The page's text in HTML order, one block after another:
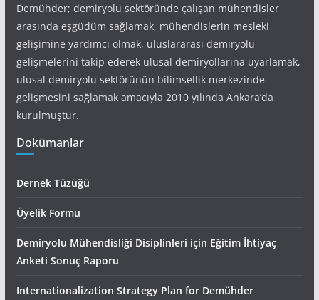
Demühder; demiryolu sektöründe çalışan mühendisler
arasında eşgüdüm sağlamak, mühendislerin mesleki
gelişimine yardımcı olmak, uluslararası demiryolu
gelişmelerini takip ederek ulusal demiryollarına uyarlamak,
ulusal demiryolu sektörünün bilimsellik merkezinde
gelişmesini sağlamak amacıyla 2010 yılında Ankara’da
kurulmuştur.
Dokümanlar
Dernek Tüzüğü
Üyelik Formu
Demiryolu Mühendisliği Disiplinleri için Eğitim İhtiyaç
Anketi Sonuç Raporu
Internationalization Strategy Plan for Demühder